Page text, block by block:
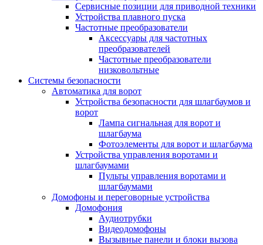
Сервисные позиции для приводной техники
Устройства плавного пуска
Частотные преобразователи
Аксессуары для частотных
преобразователей
Частотные преобразователи
низковольтные
Системы безопасности
Автоматика для ворот
Устройства безопасности для шлагбаумов и
ворот
Лампа сигнальная для ворот и
шлагбаума
Фотоэлементы для ворот и шлагбаума
Устройства управления воротами и
шлагбаумами
Пульты управления воротами и
шлагбаумами
Домофоны и переговорные устройства
Домофония
Аудиотрубки
Видеодомофоны
Вызывные панели и блоки вызова